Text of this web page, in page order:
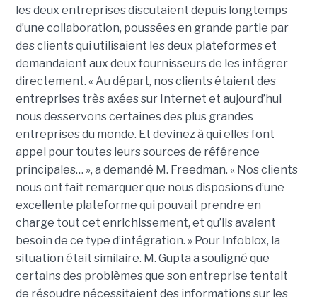
les deux entreprises discutaient depuis longtemps
d’une collaboration, poussées en grande partie par
des clients qui utilisaient les deux plateformes et
demandaient aux deux fournisseurs de les intégrer
directement. « Au départ, nos clients étaient des
entreprises très axées sur Internet et aujourd’hui
nous desservons certaines des plus grandes
entreprises du monde. Et devinez à qui elles font
appel pour toutes leurs sources de référence
principales… », a demandé M. Freedman. « Nos clients
nous ont fait remarquer que nous disposions d’une
excellente plateforme qui pouvait prendre en
charge tout cet enrichissement, et qu’ils avaient
besoin de ce type d’intégration. » Pour Infoblox, la
situation était similaire. M. Gupta a souligné que
certains des problèmes que son entreprise tentait
de résoudre nécessitaient des informations sur les